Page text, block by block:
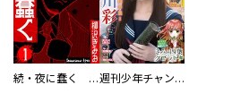
続・夜に蠢く 新装版 週刊少年チャンピオン